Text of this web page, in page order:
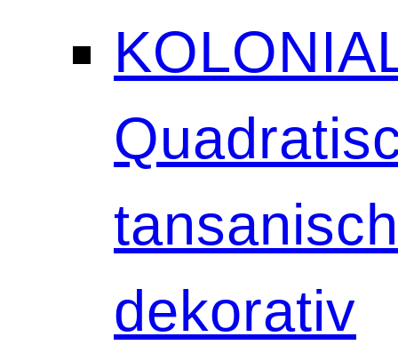
dekorativ